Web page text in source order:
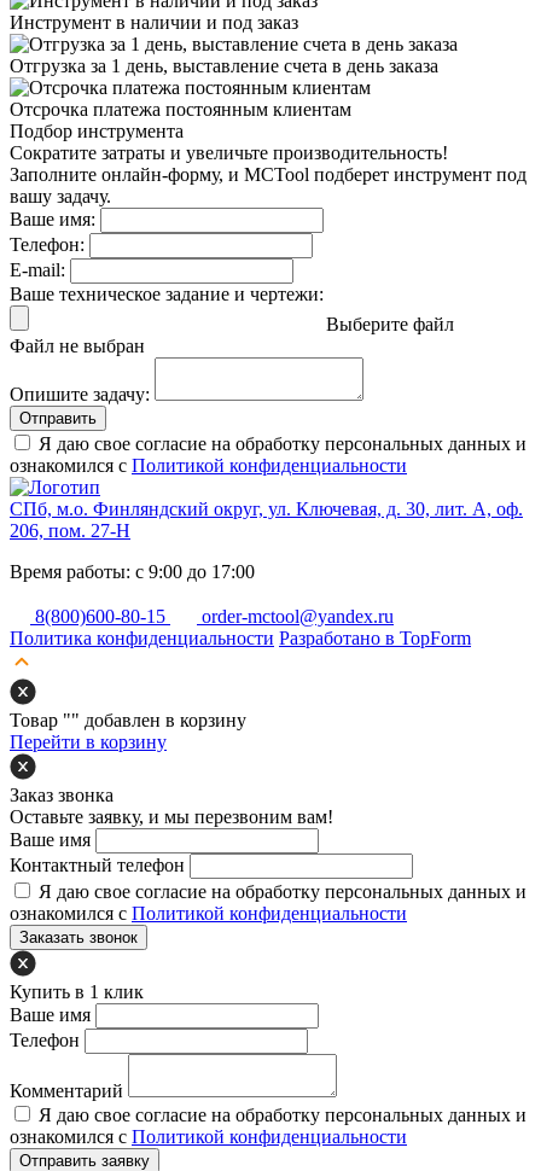
Инструмент в наличии и под заказ
Отгрузка за 1 день, выставление счета в день заказа
Отсрочка платежа постоянным клиентам
Подбор инструмента
Сократите затраты и увеличьте производительность!
Заполните онлайн-форму, и MCTool подберет инструмент под
вашу задачу.
Ваше имя:
Телефон:
E-mail:
Ваше техническое задание и чертежи:
Выберите файл
Файл не выбран
Опишите задачу:
Отправить
Я даю свое согласие на обработку персональных данных и
ознакомился с Политикой конфиденциальности
СПб, м.о. Финляндский округ, ул. Ключевая, д. 30, лит. А, оф.
206, пом. 27-Н
Время работы: с 9:00 до 17:00
8(800)600-80-15
order-mctool@yandex.ru
Политика конфиденциальности Разработано в TopForm
Товар "" добавлен в корзину
Перейти в корзину
Заказ звонка
Оставьте заявку, и мы перезвоним вам!
Ваше имя
Контактный телефон
Я даю свое согласие на обработку персональных данных и
ознакомился с Политикой конфиденциальности
Заказать звонок
Купить в 1 клик
Ваше имя
Телефон
Комментарий
Я даю свое согласие на обработку персональных данных и
ознакомился с Политикой конфиденциальности
Отправить заявку